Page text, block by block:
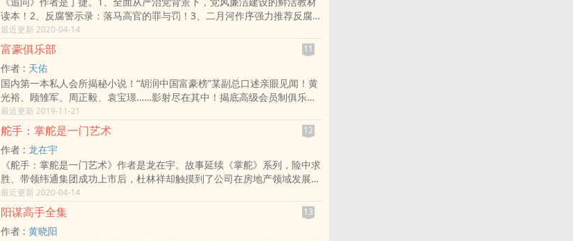
害国家的种种劣迹，揭露了一幕幕鲜为人知的官场黑幕，表现了人性在情感
与道德、欲望与情爱上的纠葛，反映了在金钱与诱惑面前，主人公李远平的
沉沦经过。
读本！2、反腐警示录：落马高官的罪与罚！3、二月河作序强力推荐反腐零
容忍、打虎无禁区、猎狐撒天网、扼四风咽喉......党的十八大以来，党中央
从全面从严治党的战略高度，顺应人民群众的期待，深入持久开展反腐败斗
争，着力构建不敢腐、不能腐、不想腐的体制机制，一批腐败分子相继落马
而身陷囹圄。人们不禁要问：为什么有些人在没有掌权的时候都是能力超群
的精英分子而在掌权之后却成了腐败分子，权力到底是催情的‌春‍‌药​‍‎还是为人
民服务的工具？为什么集中全党智慧织就的恢恢天网在某些人手上却成了关
猫的牛栏？《追问》是一部力透纸背的反腐警示录，通过一群落马官员的口
述纪实，描摹他们从破纪到破法的过程，深刻揭示腐败分子矛盾复杂的内心
世界，刻画出他们灵魂衰落的轨迹。这是在全面从严治党背景下，把纪律挺
在前面，坚持施教于先、以案明纪，通过文学的形式加强纪律教育，引导党
员领导干部从不敢腐到不想腐的一个有效探索和创新，能够增强党风廉政教
育的感染力、渗透力和影响力。
最近更新 2020-04-14
富豪俱乐部 11
作者 : 天佑
国内第一本私人会所揭秘小说！“胡润中国富豪榜”某副总口述亲眼见闻！黄
光裕、顾雏军、周正毅、袁宝璟……影射尽在其中！揭底高级会员制俱乐部
不为外人所知的私密，真实呈现不同派系富豪们的百态人生。读懂了富豪这
个群体，也就读懂了这个时代！时间：当下地点：神秘奢华的私人会所人
物：富商、官员、女人俱乐部是一个大名利场，每个人都带着或名或利的需
求来这里寻求自己的落点。虽然都是富人，但依旧层次分明，波澜不惊的表
面下，实则暗潮涌动。俱乐部总经理古梦柏将楚之洋和欧升达吸收进了俱乐
部后，开始频频让欧升达与欲结交权贵的模特涵涵（市长徐中方的女人）接
触，之后又介绍同是会员的大学女同学廖冰旋（宝山区的投资公司董事长）
与欧升达合作。在俱乐部里，大家一方面享受了奢华，一方面发展了事业，
如果没有圈套，绝对是幸福的天堂。然而，俱乐部里没有无缘无故纯真的
爱，也没有空穴来风不着边际的恨。在利益天枰的不断倾斜下，俱乐部中的
最近更新 2019-11-21
舵手：掌舵是一门艺术 12
作者 : 龙在宇
《舵手：掌舵是一门艺术》作者是龙在宇。故事延续《掌舵》系列，险中求
胜、带领纬通集团成功上市后，杜林祥却触摸到了公司在房地产领域发展的
天花板。为了让事业更上一层楼，杜林祥大玩资本游戏，有意打造属于自己
的矿业帝国。但在尔虞我诈的财富圈，处处陷阱，步步凶险，看似登天梯，
实为鬼门关，为了利益，白手套火中取栗，老朋友反目成仇。面对更高层面
的利益博弈，杜林祥如何运用明暗规则见招拆招？面对巨额财富的诱惑，他
最近更新 2020-04-14
阳谋高手全集 13
作者 : 黄晓阳